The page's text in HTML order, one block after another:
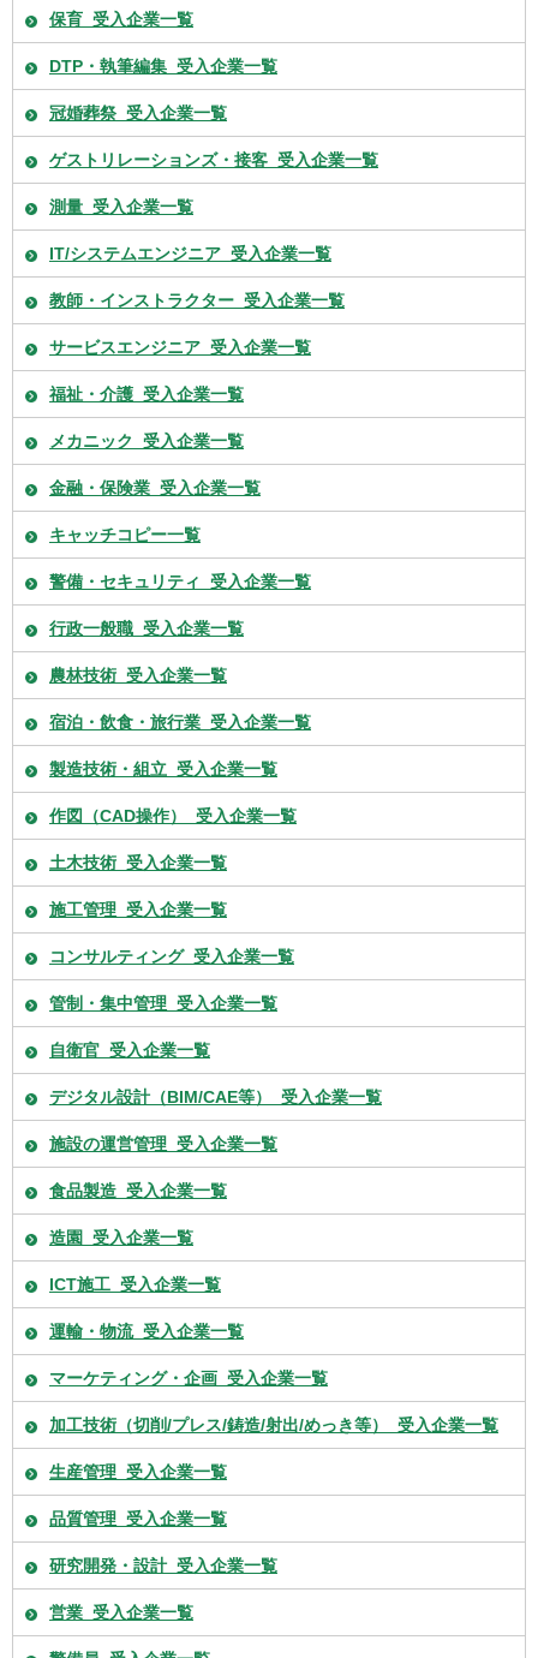
保育_受入企業一覧
DTP・執筆編集_受入企業一覧
冠婚葬祭_受入企業一覧
ゲストリレーションズ・接客_受入企業一覧
測量_受入企業一覧
IT/システムエンジニア_受入企業一覧
教師・インストラクター_受入企業一覧
サービスエンジニア_受入企業一覧
福祉・介護_受入企業一覧
メカニック_受入企業一覧
金融・保険業_受入企業一覧
キャッチコピー一覧
警備・セキュリティ_受入企業一覧
行政一般職_受入企業一覧
農林技術_受入企業一覧
宿泊・飲食・旅行業_受入企業一覧
製造技術・組立_受入企業一覧
作図（CAD操作）_受入企業一覧
土木技術_受入企業一覧
施工管理_受入企業一覧
コンサルティング_受入企業一覧
管制・集中管理_受入企業一覧
自衛官_受入企業一覧
デジタル設計（BIM/CAE等）_受入企業一覧
施設の運営管理_受入企業一覧
食品製造_受入企業一覧
造園_受入企業一覧
ICT施工_受入企業一覧
運輸・物流_受入企業一覧
マーケティング・企画_受入企業一覧
加工技術（切削/プレス/鋳造/射出/めっき等）_受入企業一覧
生産管理_受入企業一覧
品質管理_受入企業一覧
研究開発・設計_受入企業一覧
営業_受入企業一覧